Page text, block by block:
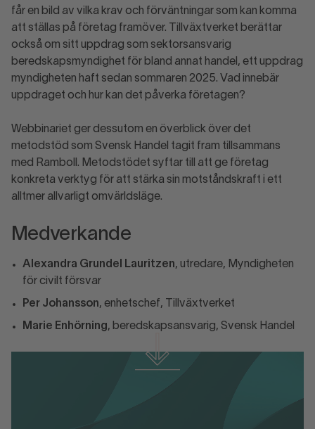
får en bild av vilka krav och förväntningar som kan komma
att ställas på företag framöver. Tillväxtverket berättar
också om sitt uppdrag som sektorsansvarig
beredskapsmyndighet för bland annat handel, ett uppdrag
myndigheten haft sedan sommaren 2025. Vad innebär
uppdraget och hur kan det påverka företagen?
Webbinariet ger dessutom en överblick över det
metodstöd som Svensk Handel tagit fram tillsammans
med Ramboll. Metodstödet syftar till att ge företag
konkreta verktyg för att stärka sin motståndskraft i ett
alltmer allvarligt omvärldsläge.
Medverkande
Alexandra Grundel Lauritzen, utredare, Myndigheten
för civilt försvar
Per Johansson, enhetschef, Tillväxtverket
Marie Enhörning , beredskapsansvarig, Svensk Handel